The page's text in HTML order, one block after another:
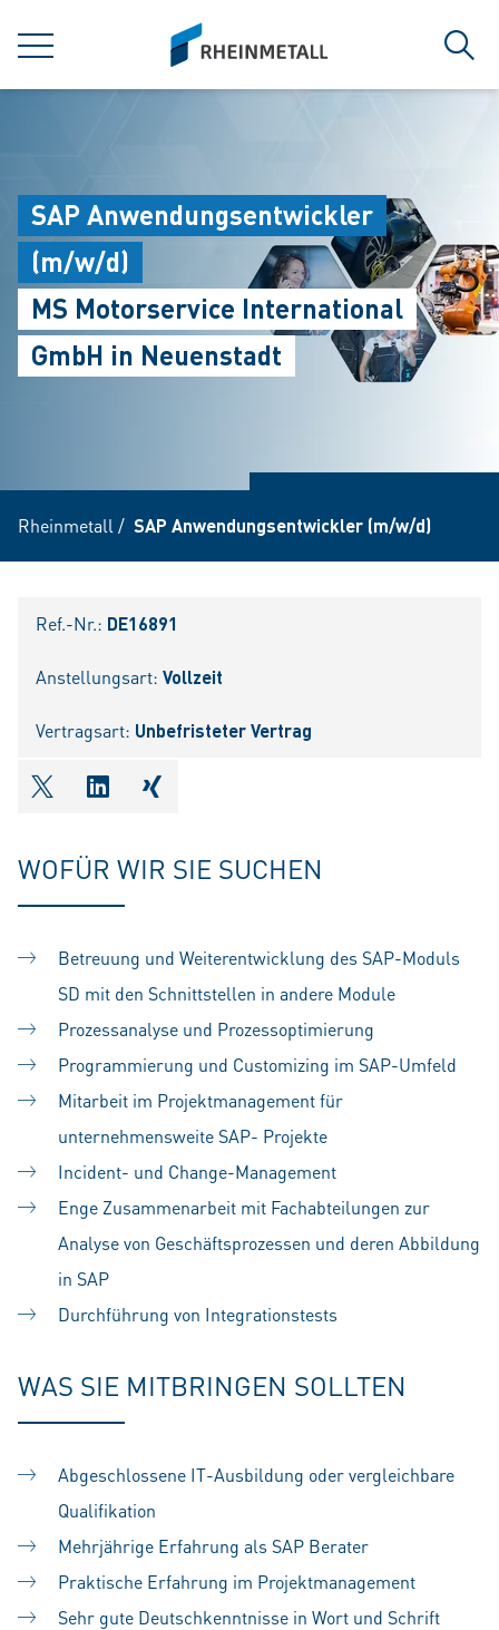
MENÜ
siteLogo
SAP Anwendungsentwickler
(m/w/d)
MS Motorservice International
GmbH in Neuenstadt
Rheinmetall / SAP Anwendungsentwickler (m/w/d)
Ref.-Nr.: DE16891
Anstellungsart: Vollzeit
Vertragsart: Unbefristeter Vertrag
shareOntwitter
shareOnlinkedIn
shareOnxing
WOFÜR WIR SIE SUCHEN
Betreuung und Weiterentwicklung des SAP-Moduls
SD mit den Schnittstellen in andere Module
Prozessanalyse und Prozessoptimierung
Programmierung und Customizing im SAP-Umfeld
Mitarbeit im Projektmanagement für
unternehmensweite SAP- Projekte
Incident- und Change-Management
Enge Zusammenarbeit mit Fachabteilungen zur
Analyse von Geschäftsprozessen und deren Abbildung
in SAP
Durchführung von Integrationstests
WAS SIE MITBRINGEN SOLLTEN
Abgeschlossene IT-Ausbildung oder vergleichbare
Qualifikation
Mehrjährige Erfahrung als SAP Berater
Praktische Erfahrung im Projektmanagement
Sehr gute Deutschkenntnisse in Wort und Schrift